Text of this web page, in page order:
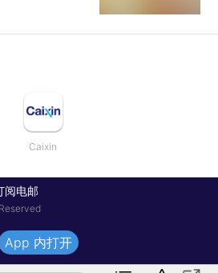
Caixin
电邮
App 内打开